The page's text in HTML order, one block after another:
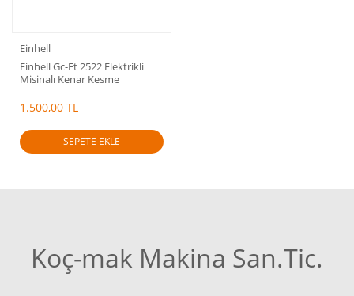
Einhell
Einhell Gc-Et 2522 Elektrikli
Misinalı Kenar Kesme
1.500,00 TL
SEPETE EKLE
Koç-mak Makina San.Tic.